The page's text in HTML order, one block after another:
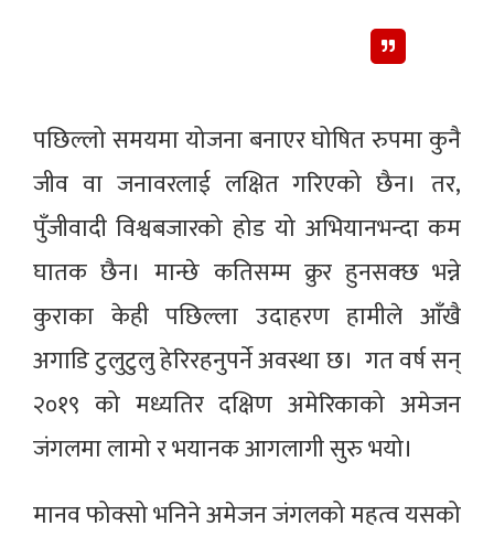
पछिल्लो समयमा योजना बनाएर घोषित रुपमा कुनै
जीव वा जनावरलाई लक्षित गरिएको छैन। तर,
पुँजीवादी विश्वबजारको होड यो अभियानभन्दा कम
घातक छैन। मान्छे कतिसम्म क्रुर हुनसक्छ भन्ने
कुराका केही पछिल्ला उदाहरण हामीले आँखै
अगाडि टुलुटुलु हेरिरहनुपर्ने अवस्था छ। गत वर्ष सन्
२०१९ को मध्यतिर दक्षिण अमेरिकाको अमेजन
जंगलमा लामो र भयानक आगलागी सुरु भयो।
मानव फोक्सो भनिने अमेजन जंगलको महत्व यसको